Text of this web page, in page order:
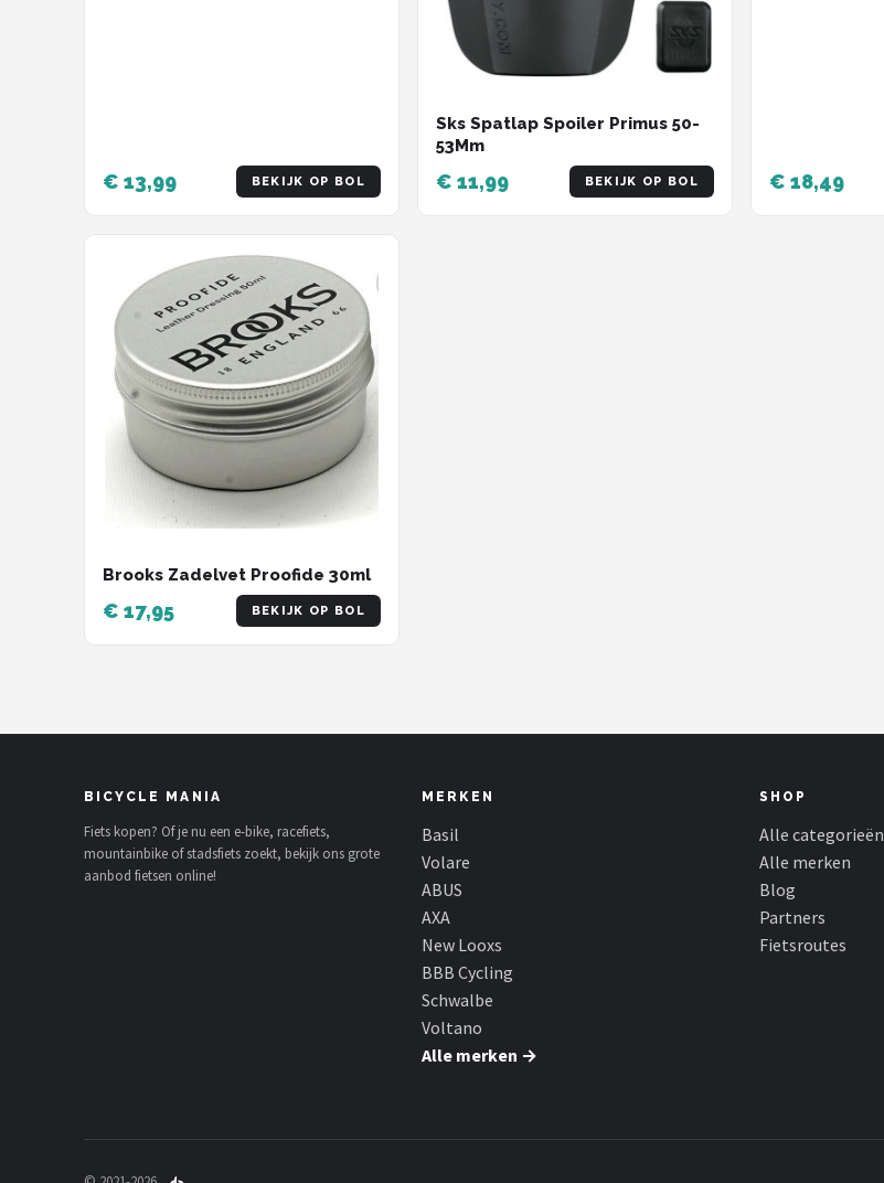
€ 13,99 BEKIJK OP BOL
Sks Spatlap Spoiler Primus 50-
53Mm
€ 11,99 BEKIJK OP BOL € 18,49
Brooks Zadelvet Proofide 30ml
€ 17,95 BEKIJK OP BOL
BICYCLE MANIA
Fiets kopen? Of je nu een e-bike, racefiets,
mountainbike of stadsfiets zoekt, bekijk ons grote
aanbod fietsen online!
MERKEN
Basil
Volare
ABUS
AXA
New Looxs
BBB Cycling
Schwalbe
Voltano
Alle merken →
SHOP
Alle categorieën
Alle merken
Blog
Partners
Fietsroutes